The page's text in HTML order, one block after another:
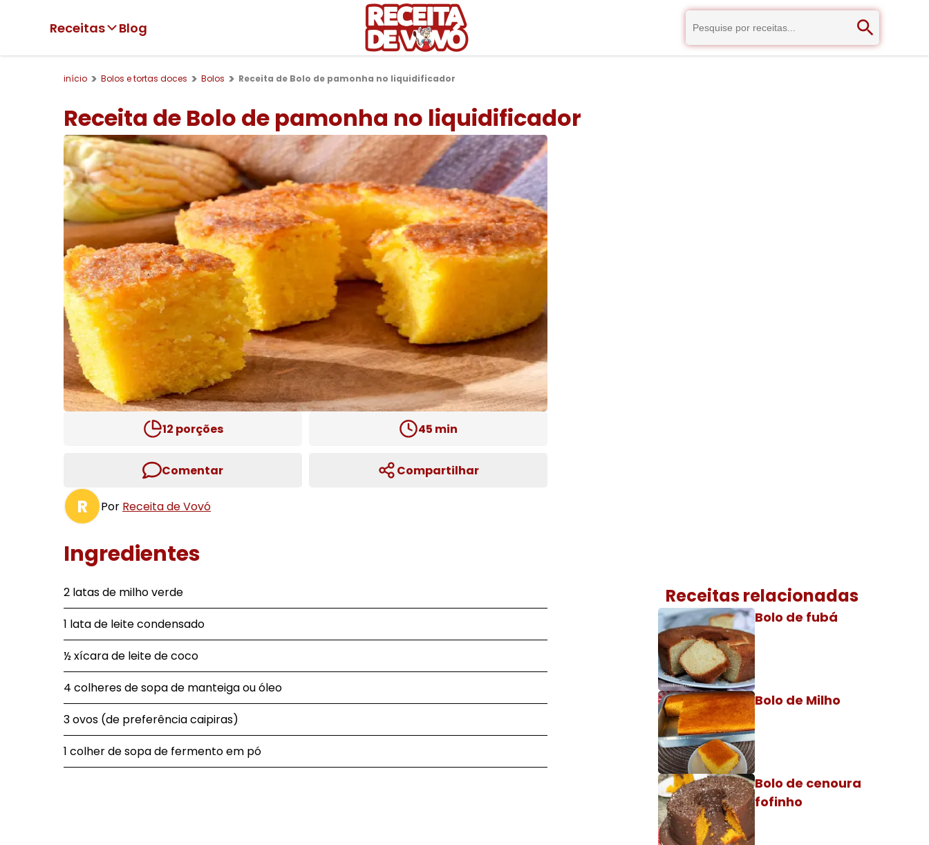
Receitas Blog
início Bolos e tortas doces Bolos Receita de Bolo de pamonha no liquidificador
Receita de Bolo de pamonha no liquidificador
12 porções 45 min
Comentar Compartilhar
R Por Receita de Vovó
Ingredientes
2 latas de milho verde
1 lata de leite condensado
½ xícara de leite de coco
4 colheres de sopa de manteiga ou óleo
3 ovos (de preferência caipiras)
1 colher de sopa de fermento em pó
Receitas relacionadas
Bolo de fubá
Bolo de Milho
Bolo de cenoura
fofinho